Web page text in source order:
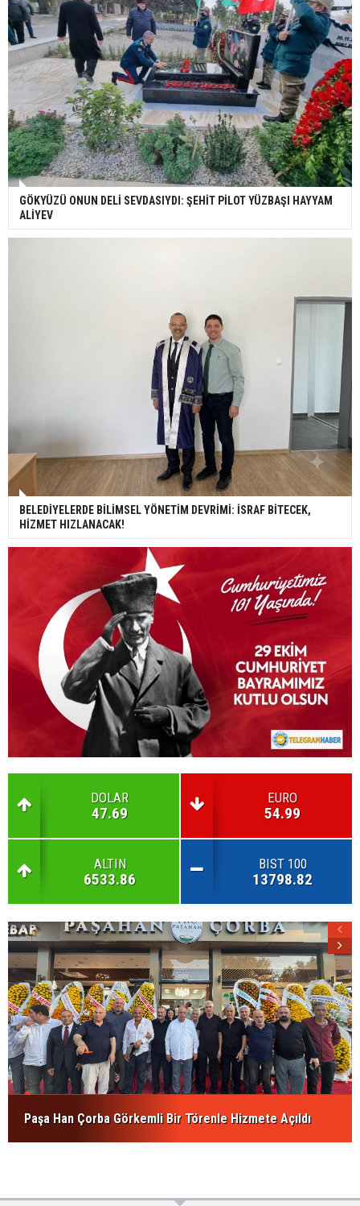
GÖKYÜZÜ ONUN DELİ SEVDASIYDI: ŞEHİT PİLOT YÜZBAŞI HAYYAM
ALİYEV
BELEDİYELERDE BİLİMSEL YÖNETİM DEVRİMİ: İSRAF BİTECEK,
HİZMET HIZLANACAK!
DOLAR
47.69
EURO
54.99
ALTIN
6533.86
BIST 100
13798.82
Paşa Han Çorba Görkemli Bir Törenle Hizmete Açıldı